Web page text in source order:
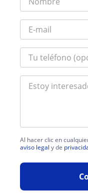
Al hacer clic en
aviso legal y de